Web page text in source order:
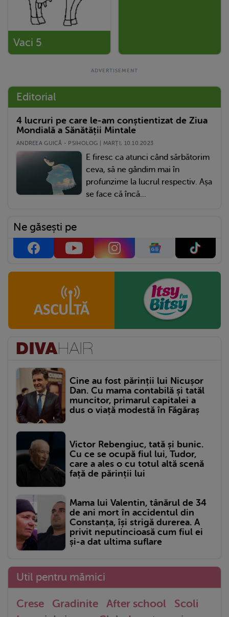
Vaci 5
Editorial
4 lucruri pe care le-am conștientizat de Ziua
Mondială a Sănătății Mintale
ANDREEA GUICĂ - PSIHOLOG | MARŢI, 10.10.2023
E firesc ca atunci când sărbătorim
ceva, să ne gândim mai în
profunzime la lucrul respectiv. Așa
se face că încă...
Ne găsești pe
Cine au fost părinții lui Nicușor
Dan. Cu mama contabilă și tatăl
muncitor, primarul capitalei a
dus o viață modestă în Făgăraș
Victor Rebengiuc, tată și bunic.
Cu ce se ocupă fiul lui, Tudor,
care a ales o cu totul altă scenă
față de părinții lui
Mama lui Valentin, tânărul de 34
de ani mort în accidentul din
Constanța, își strigă durerea. A
privit neputincioasă cum fiul ei
și-a dat ultima suflare
Util pentru mămici
Crese Gradinite After school
Scoli